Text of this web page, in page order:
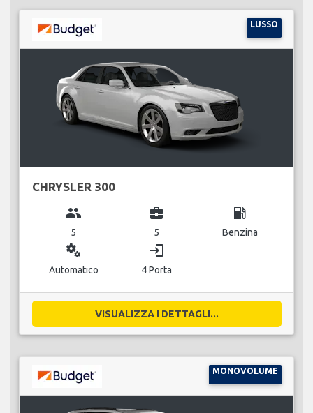
LUSSO
CHRYSLER 300
group
5
business_center
5
local_gas_station
Benzina
miscellaneous_services
Automatico
login
4 Porta
VISUALIZZA I DETTAGLI...
MONOVOLUME